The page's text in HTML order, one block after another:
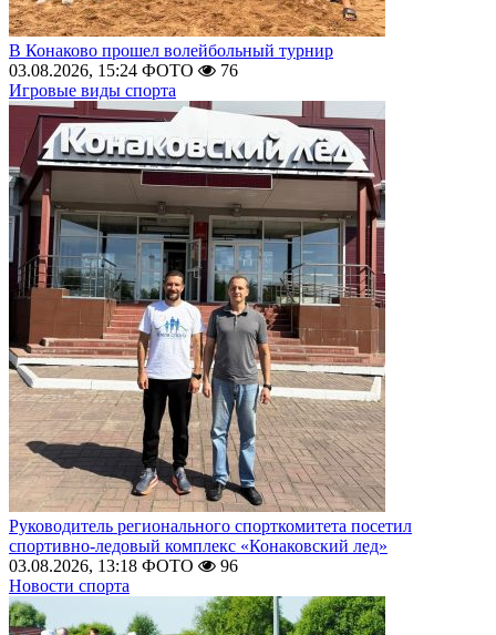
В Конаково прошел волейбольный турнир
03.08.2026, 15:24 ФОТО
76
Игровые виды спорта
Руководитель регионального спорткомитета посетил
спортивно-ледовый комплекс «Конаковский лед»
03.08.2026, 13:18 ФОТО
96
Новости спорта